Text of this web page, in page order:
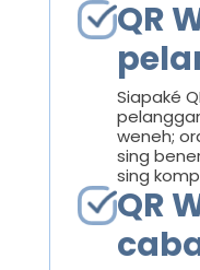
QR
Siapaké
weneh;
sing
sing
QR